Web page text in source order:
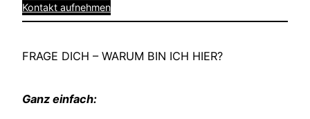
Kontakt aufnehmen
FRAGE DICH – WARUM BIN ICH HIER?
Ganz einfach: